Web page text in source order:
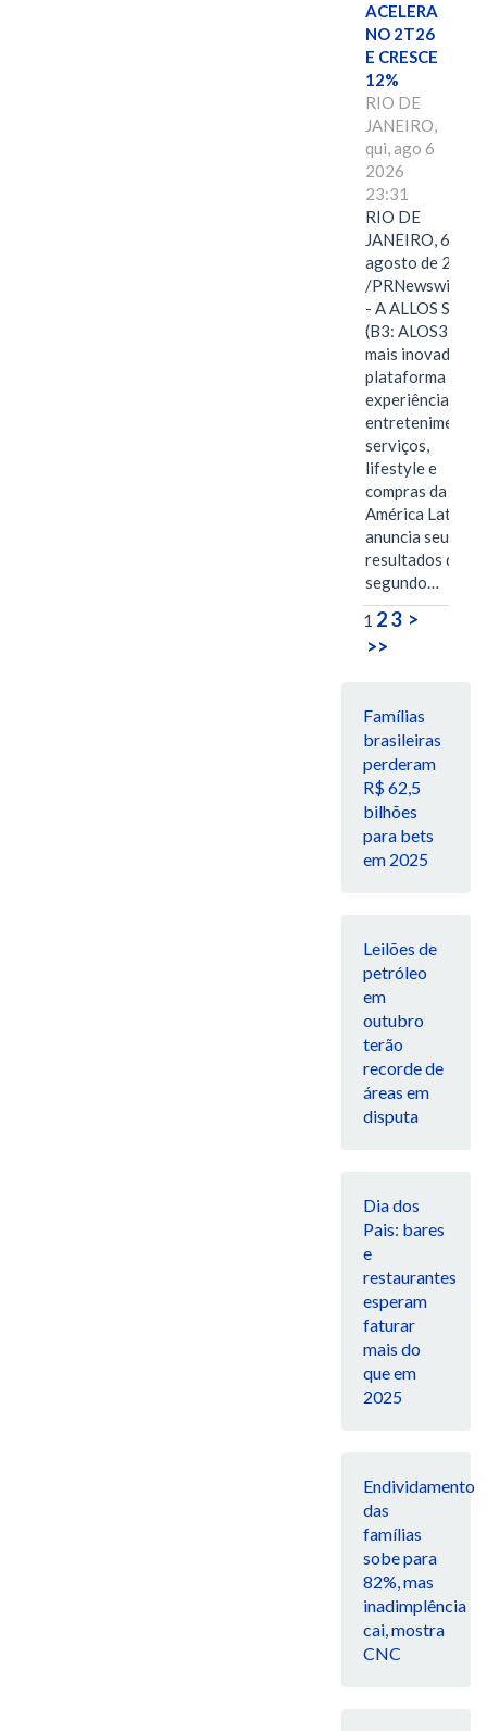
ACELERA
NO 2T26
E CRESCE
12%
RIO DE
JANEIRO,
qui, ago 6
2026
23:31
RIO DE
JANEIRO, 6 de
agosto de 2026
/PRNewswire/ -
- A ALLOS S.A.
(B3: ALOS3), a
mais inovadora
plataforma de
experiências,
entretenimento,
serviços,
lifestyle e
compras da
América Latina
anuncia seus
resultados do
segundo…
1 23 >
>>
Famílias
brasileiras
perderam
R$ 62,5
bilhões
para bets
em 2025
Leilões de
petróleo
em
outubro
terão
recorde de
áreas em
disputa
Dia dos
Pais: bares
e
restaurantes
esperam
faturar
mais do
que em
2025
Endividamento
das
famílias
sobe para
82%, mas
inadimplência
cai, mostra
CNC